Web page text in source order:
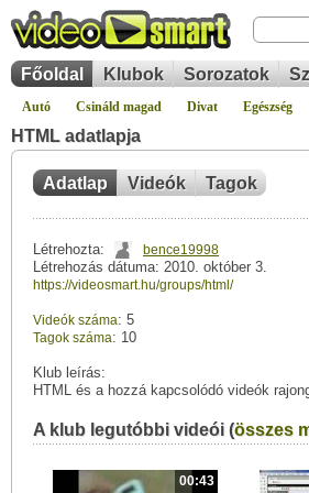
Főoldal Klubok Sorozatok
Autó Csináld magad Divat Egészség
HTML adatlapja
Adatlap Videók Tagok
Létrehozta: bence19998
Létrehozás dátuma: 2010. október 3.
https://videosmart.hu/groups/html/
Videók száma: 5
Tagok száma: 10
Klub leírás:
HTML és a hozzá kapcsolódó videók
A klub legutóbbi videói (összes
00:43